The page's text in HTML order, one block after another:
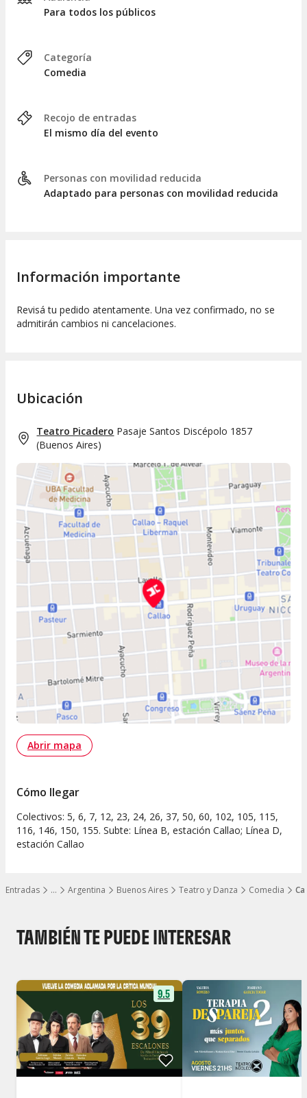
…
Mostrar todos los niveles
Entradas Argentina Buenos Aires Teatro y Danza Comedia
Para todos los públicos
Categoría
Comedia
Recojo de entradas
El mismo día del evento
Personas con movilidad reducida
Adaptado para personas con movilidad reducida
Información importante
Revisá tu pedido atentamente. Una vez confirmado, no se
admitirán cambios ni cancelaciones.
Ubicación
Teatro Picadero Pasaje Santos Discépolo 1857
(Buenos Aires)
Abrir mapa
Cómo llegar
Colectivos: 5, 6, 7, 12, 23, 24, 26, 37, 50, 60, 102, 105, 115,
116, 146, 150, 155. Subte: Línea B, estación Callao; Línea D,
estación Callao
TAMBIÉN TE PUEDE INTERESAR
9.5